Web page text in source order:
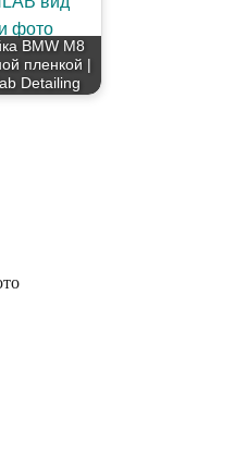
BMW M8
пленкой |
Detailing